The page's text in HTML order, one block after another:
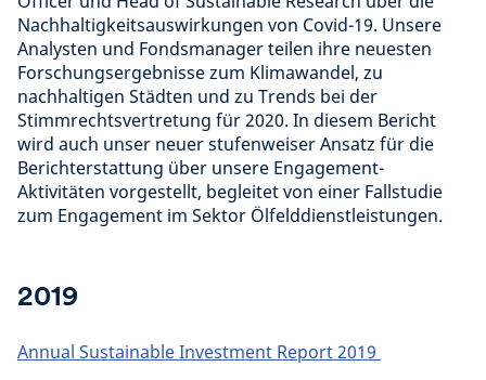
Nachhaltigkeitsauswirkungen von Covid-19. Unsere
Analysten und Fondsmanager teilen ihre neuesten
Forschungsergebnisse zum Klimawandel, zu
nachhaltigen Städten und zu Trends bei der
Stimmrechtsvertretung für 2020. In diesem Bericht
wird auch unser neuer stufenweiser Ansatz für die
Berichterstattung über unsere Engagement-
Aktivitäten vorgestellt, begleitet von einer Fallstudie
zum Engagement im Sektor Ölfelddienstleistungen.
2019
Annual Sustainable Investment Report 2019